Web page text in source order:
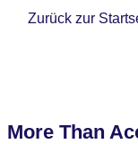
Zurück zur
More Than